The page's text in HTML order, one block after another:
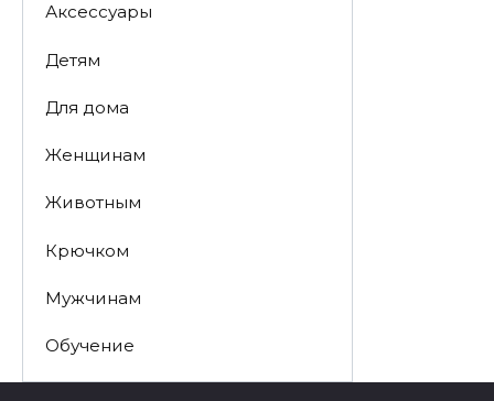
Аксессуары
Детям
Для дома
Женщинам
Животным
Крючком
Мужчинам
Обучение